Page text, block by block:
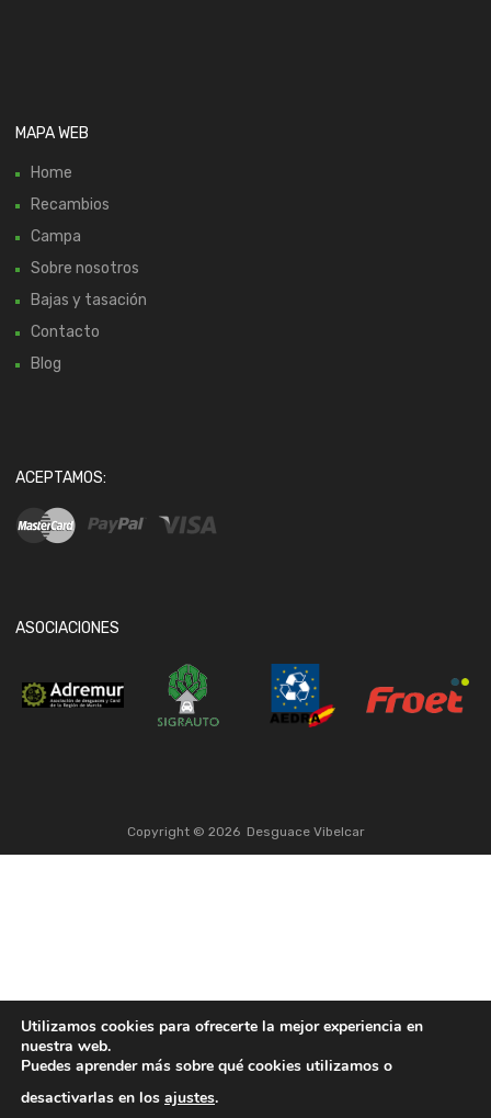
MAPA WEB
Home
Recambios
Campa
Sobre nosotros
Bajas y tasación
Contacto
Blog
ACEPTAMOS:
ASOCIACIONES
Copyright © 2026 Desguace Vibelcar
Utilizamos cookies para ofrecerte la mejor experiencia en
nuestra web.
Puedes aprender más sobre qué cookies utilizamos o
desactivarlas en los ajustes.